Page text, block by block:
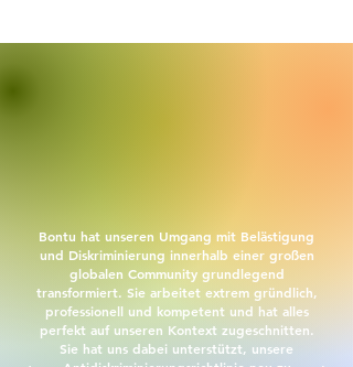
Bontu hat unseren Umgang mit Belästigung
und Diskriminierung innerhalb einer großen
globalen Community grundlegend
transformiert. Sie arbeitet extrem gründlich,
professionell und kompetent und hat alles
perfekt auf unseren Kontext zugeschnitten.
Sie hat uns dabei unterstützt, unsere